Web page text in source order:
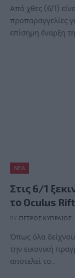
Από χθες (6/1)
προπαραγγελίες
επίσημη έναρξη
ΝΈΑ
Στις 6/1
το Oculus
BY ΠΈΤΡΟΣ ΚΥΠΡΑΊΟΣ
Όπως όλα
την εικονική
αποτελεί το…